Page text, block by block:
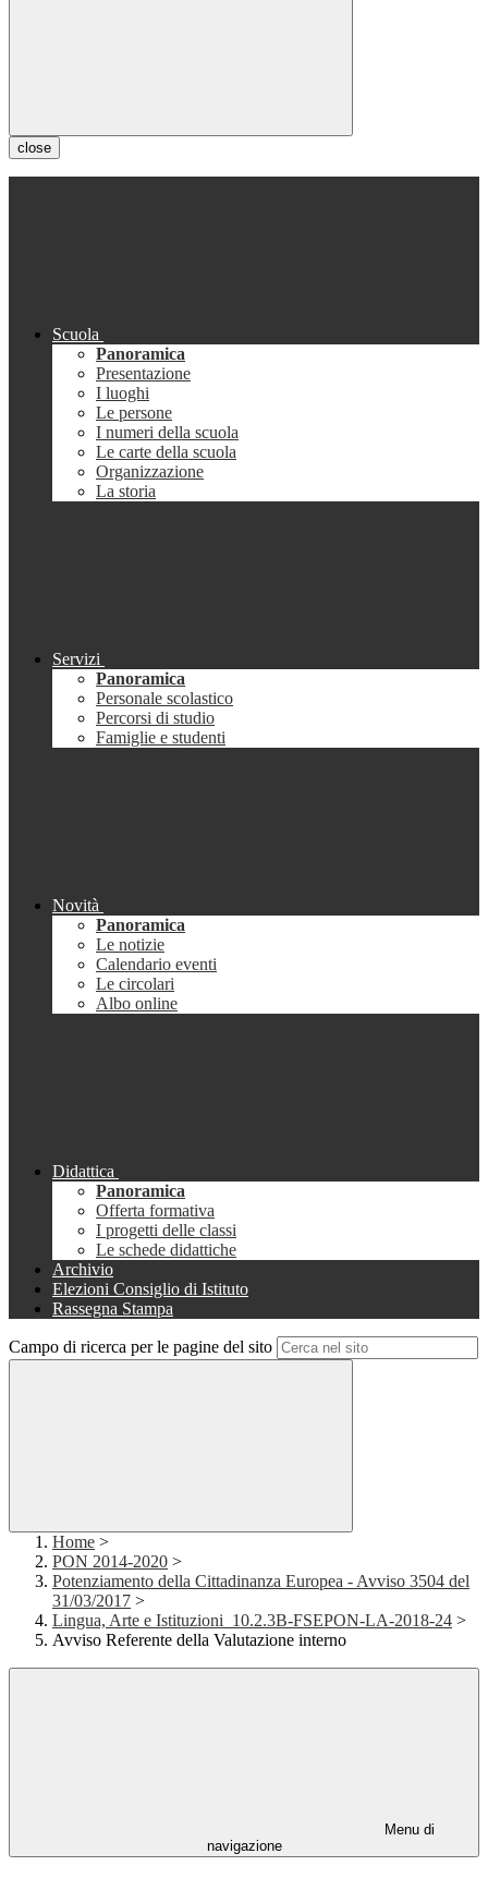
close
Scuola
Panoramica
Presentazione
I luoghi
Le persone
I numeri della scuola
Le carte della scuola
Organizzazione
La storia
Servizi
Panoramica
Personale scolastico
Percorsi di studio
Famiglie e studenti
Novità
Panoramica
Le notizie
Calendario eventi
Le circolari
Albo online
Didattica
Panoramica
Offerta formativa
I progetti delle classi
Le schede didattiche
Archivio
Elezioni Consiglio di Istituto
Rassegna Stampa
Campo di ricerca per le pagine del sito
Home >
PON 2014-2020 >
Potenziamento della Cittadinanza Europea - Avviso 3504 del
31/03/2017 >
Lingua, Arte e Istituzioni_10.2.3B-FSEPON-LA-2018-24 >
Avviso Referente della Valutazione interno
Menu di
navigazione